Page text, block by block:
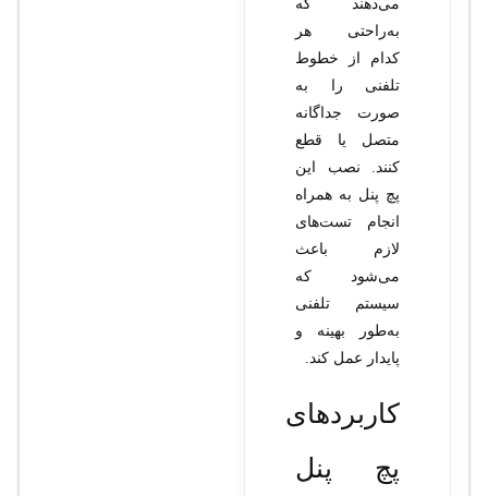
می‌دهند که
به‌راحتی هر
کدام از خطوط
تلفنی را به
صورت جداگانه
متصل یا قطع
کنند. نصب این
پچ پنل به همراه
انجام تست‌های
لازم باعث
می‌شود که
سیستم تلفنی
به‌طور بهینه و
پایدار عمل کند.
کاربردهای
پچ پنل